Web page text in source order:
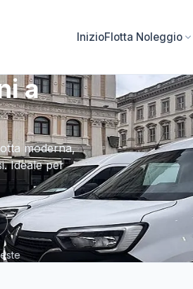
InizioFlotta Noleggio
a
moderna,
Ideale per